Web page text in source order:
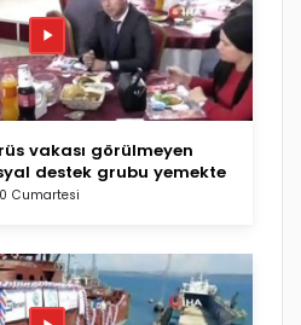
vakası görülmeyen
destek grubu yemekte
Cumartesi